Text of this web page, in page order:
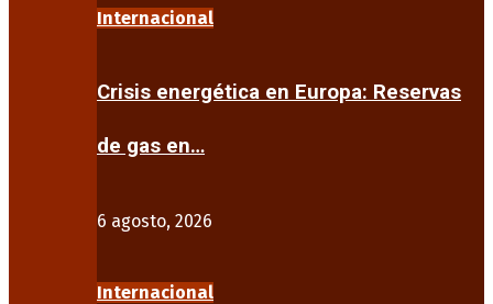
Internacional
Crisis energética en Europa: Reservas
de gas en…
6 agosto, 2026
Internacional